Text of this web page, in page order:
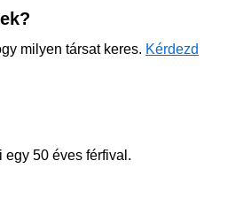
milyen társat keres. Kérdezd
egy 50 éves férfival.